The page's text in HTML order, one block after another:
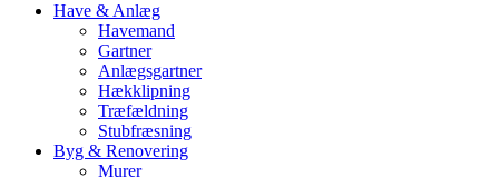
Have & Anlæg
Havemand
Gartner
Anlægsgartner
Hækklipning
Træfældning
Stubfræsning
Byg & Renovering
Murer